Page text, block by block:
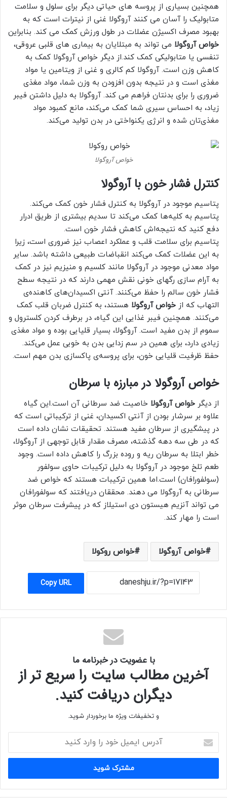
همچنین بسیاری از پروسه های حیاتی دیگر برای سلول و سلامت
متابولیک را آسان می کنند آروگولا غنی از نیترات است که به
بهبود مصرف اکسیژن عضلات در طول ورزش کمک می کند. بنابراین
خواص آروگولا می تواند به مبتلایان به بیماری های قلبی عروقی،
تنفسی یا متابولیکی کمک کند.از دیگر خواص آروگولا کمک به
کاهش وزن است. آروگولا کم کالری و غنی از ویتامین یا مواد
مغذی است و در نتیجه بدون افزودن به وزن شما، مواد مغذی
ضروری را برای بدنتان فراهم می کند. آروگولا به دلیل داشتن فیبر
زیاد، به احساس سیری شما کمک می‌کند، مانع کمبود مواد
مغذی‌تان شده و انرژی یکنواختی در بدن تولید می‌کند.
خواص آروگولا
کنترل فشار خون با آروگولا
پتاسیم موجود در آروگولا به کنترل فشار خون‌ کمک می‌کند.
پتاسیم به کلیه‌ها کمک می‌کند تا سدیم بیشتری از طریق ادرار
دفع کنید که نتیجه‌اش کاهش فشار خون‌ است.
پتاسیم برای سلامت قلب و عملکرد اعصاب نیز ضروری است، زیرا
به این عضلات کمک می‌کند انقباضات طبیعی داشته باشد. سایر
مواد معدنی موجود در آروگولا مانند کلسیم و منیزیم نیز در کمک
به آرام سازی رگهای خونی نقش مهمی دارند که در نتیجه سطح
فشار خون سالم را حفظ می‌کنند. آنتی اکسیدان‌های کاهنده‌ی
التهاب که از خواص آروگولا هستند، به کنترل ضربان قلب کمک
می‌کنند. همچنین فیبر غذایی این گیاه، در برطرف کردن کلسترول و
سموم از بدن مفید است. آروگولا، بسیار قلیایی بوده و مواد مغذی
زیادی دارد، برای همین در سم زدایی بدن به خوبی عمل می‌کند.
حفظ ظرفیت قلیایی خون، برای پروسه‌ی پاکسازی بدن مهم است.
خواص آروگولا در مبارزه با سرطان
از دیگر خواص آروگولا خاصیت ضد سرطانی آن است.این گیاه
علاوه بر سرشار بودن از آنتی اکسیدان، غنی از ترکیباتی است که
در پیشگیری از سرطان مفید هستند. تحقیقات نشان داده است
که در طی سه دهه گذشته، مصرف مقدار قابل توجهی از آروگولا،
خطر ابتلا به سرطان ریه و روده بزرگ را کاهش داده است. وجود
طعم تلخ موجود در آروگولا به دلیل ترکیبات حاوی سولفور
(سولفورافان) است.اما همین ترکیبات هستند که خواص ضد
سرطانی به آروگولا می دهند. محققان دریافتند که سولفورافان
می تواند آنزیم هیستون دی استیلاز که در پیشرفت سرطان موثر
است را مهار کند.
خواص آروگولا خواص روکولا
Copy URL
با عضویت در خبرنامه ما
آخرین مطالب سایت را سریع تر از
دیگران دریافت کنید.
و تخفیفات ویژه ما برخوردار شوید.
ایمیل
خود
وارد
کنید